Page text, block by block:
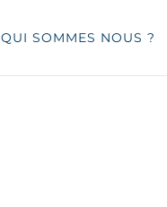
QUI SOMMES NOUS ?